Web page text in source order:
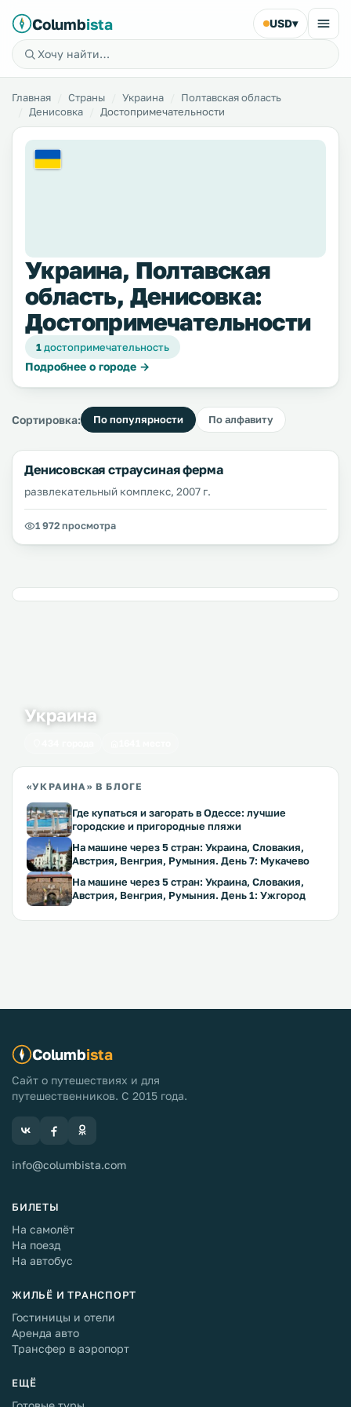
Columbista USD▾
Главная Страны Украина
Полтавская область
Денисовка
Достопримечательности
Украина, Полтавская
область, Денисовка:
Достопримечательности
1достопримечательность
Подробнее о городе →
Сортировка: По популярности По алфавиту
Денисовская страусиная ферма
развлекательный комплекс, 2007 г.
1 972 просмотра
Украина
«УКРАИНА» В БЛОГЕ
Где купаться и загорать в Одессе: лучшие
городские и пригородные пляжи
На машине через 5 стран: Украина, Словакия,
Австрия, Венгрия, Румыния. День 7: Мукачево
На машине через 5 стран: Украина, Словакия,
Австрия, Венгрия, Румыния. День 1: Ужгород
Columbista
Сайт о путешествиях и для
путешественников. С 2015 года.
info@columbista.com
БИЛЕТЫ
На самолёт
На поезд
На автобус
ЖИЛЬЁ И ТРАНСПОРТ
Гостиницы и отели
Аренда авто
Трансфер в аэропорт
ЕЩЁ